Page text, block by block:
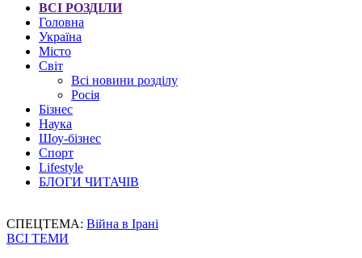
ВСІ РОЗДІЛИ
Головна
Україна
Місто
Світ
Всі новини розділу
Росія
Бізнес
Наука
Шоу-бізнес
Спорт
Lifestyle
БЛОГИ ЧИТАЧІВ
СПЕЦТЕМА: Війна в Ірані
ВСІ ТЕМИ